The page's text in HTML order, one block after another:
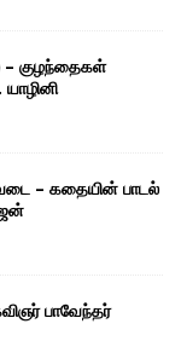
– குழந்தைகள்
வடை – கதையின் பாடல்
பாவேந்தர்